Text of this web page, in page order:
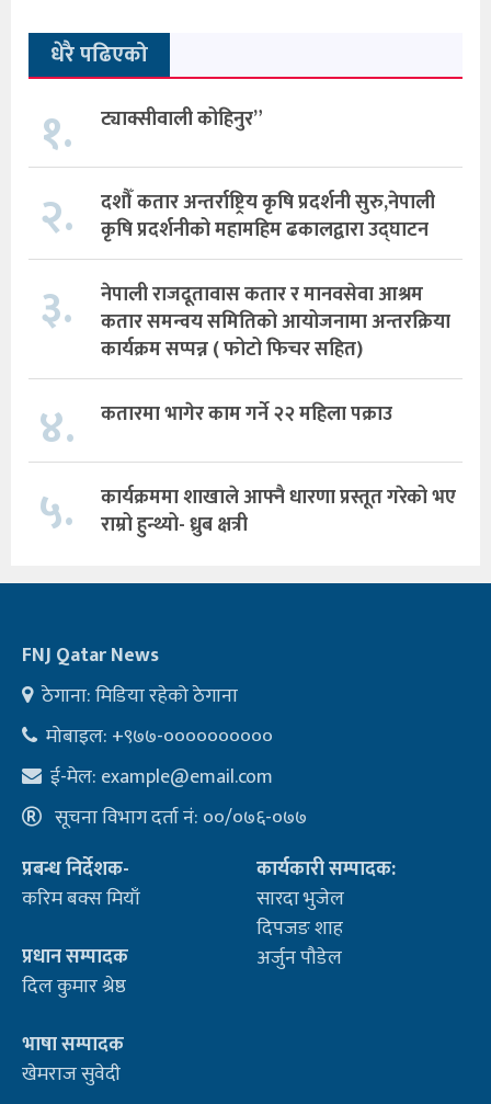
धेरै पढिएको
१. ट्याक्सीवाली कोहिनुर”
२.
दशौँ कतार अन्तर्राष्ट्रिय कृषि प्रदर्शनी सुरु,नेपाली
कृषि प्रदर्शनीको महामहिम ढकालद्वारा उद्घाटन
३.
नेपाली राजदूतावास कतार र मानवसेवा आश्रम
कतार समन्वय समितिको आयोजनामा अन्तरक्रिया
कार्यक्रम सप्पन्न ( फोटो फिचर सहित)
४. कतारमा भागेर काम गर्ने २२ महिला पक्राउ
५.
कार्यक्रममा शाखाले आफ्नै धारणा प्रस्तूत गरेको भए
राम्रो हुन्थ्यो- ध्रुब क्षत्री
FNJ Qatar News
ठेगाना: मिडिया रहेको ठेगाना
मोबाइल: +९७७-००००००००००
ई-मेल: example@email.com
सूचना विभाग दर्ता नं: ००/०७६-०७७
प्रबन्ध निर्देशक-
करिम बक्स मियाँ
प्रधान सम्पादक
दिल कुमार श्रेष्ठ
भाषा सम्पादक
खेमराज सुवेदी
कार्यकारी सम्पादक:
सारदा भुजेल
दिपजङ शाह
अर्जुन पौडेल